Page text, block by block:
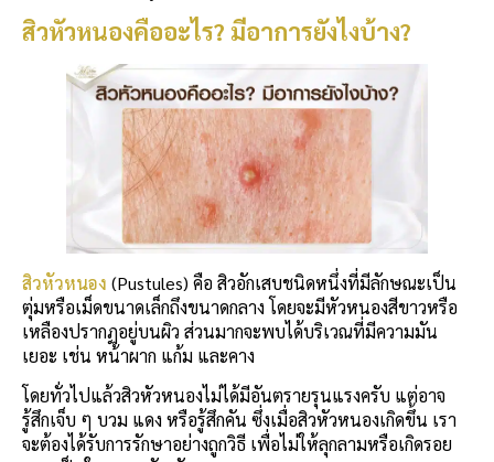
สิวหัวหนองคืออะไร? มีอาการยังไงบ้าง?
สิวหัวหนอง (Pustules) คือ สิวอักเสบชนิดหนึ่งที่มีลักษณะเป็น
ตุ่มหรือเม็ดขนาดเล็กถึงขนาดกลาง โดยจะมีหัวหนองสีขาวหรือ
เหลืองปรากฏอยู่บนผิว ส่วนมากจะพบได้บริเวณที่มีความมัน
เยอะ เช่น หน้าผาก แก้ม และคาง
โดยทั่วไปแล้วสิวหัวหนองไม่ได้มีอันตรายรุนแรงครับ แต่อาจ
รู้สึกเจ็บ ๆ บวม แดง หรือรู้สึกคัน ซึ่งเมื่อสิวหัวหนองเกิดขึ้น เรา
จะต้องได้รับการรักษาอย่างถูกวิธี เพื่อไม่ให้ลุกลามหรือเกิดรอย